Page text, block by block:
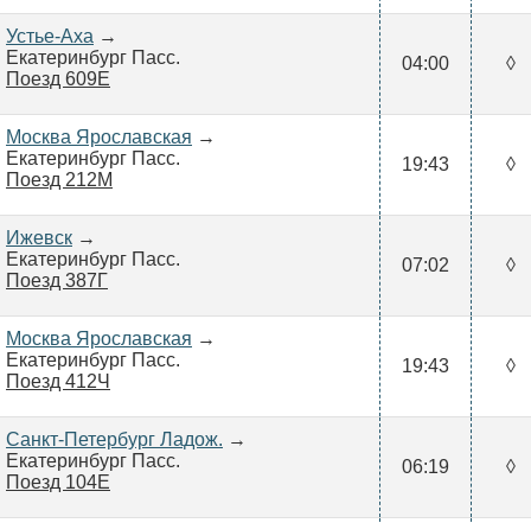
Устье-Аха →
Екатеринбург Пасс.
Поезд 609Е
04:00 ◊
Москва Ярославская →
Екатеринбург Пасс.
Поезд 212М
19:43 ◊
Ижевск →
Екатеринбург Пасс.
Поезд 387Г
07:02 ◊
Москва Ярославская →
Екатеринбург Пасс.
Поезд 412Ч
19:43 ◊
Санкт-Петербург Ладож. →
Екатеринбург Пасс.
Поезд 104Е
06:19 ◊